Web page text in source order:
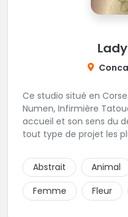
Conca
Ce studio situé en
Numen, Infirmière Tatoueuse. Réputée
accueil et son sens du
tout type de projet les
Abstrait
Animal
Femme
Fleur